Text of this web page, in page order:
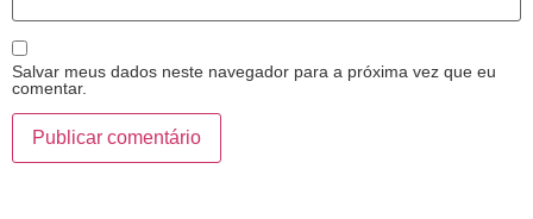
Salvar meus dados neste navegador para a próxima vez que eu
comentar.